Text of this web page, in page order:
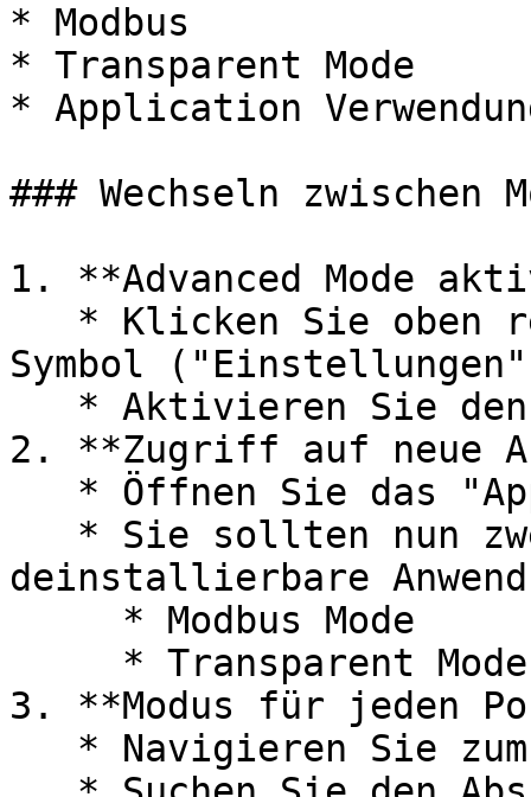
* Modbus
* Transparent Mode
* Application
### Wechseln zwischen
1. **Advanced Mode
Symbol
2. **Zugriff auf neue
deinstallierbare
3. **Modus für jeden